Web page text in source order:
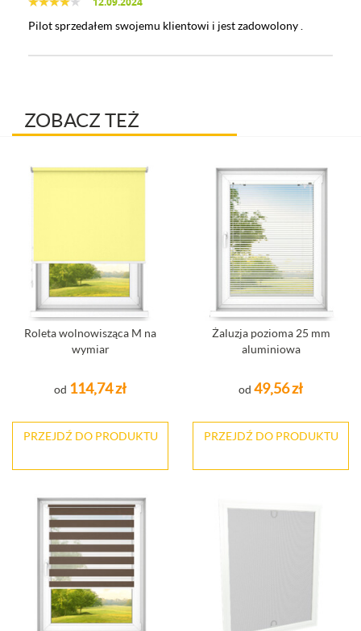
Pilot sprzedałem swojemu klientowi i jest zadowolony .
ZOBACZ TEŻ
Roleta wolnowisząca M na
wymiar
od 114,74 zł
PRZEJDŹ DO PRODUKTU
Żaluzja pozioma 25 mm
aluminiowa
od 49,56 zł
PRZEJDŹ DO PRODUKTU